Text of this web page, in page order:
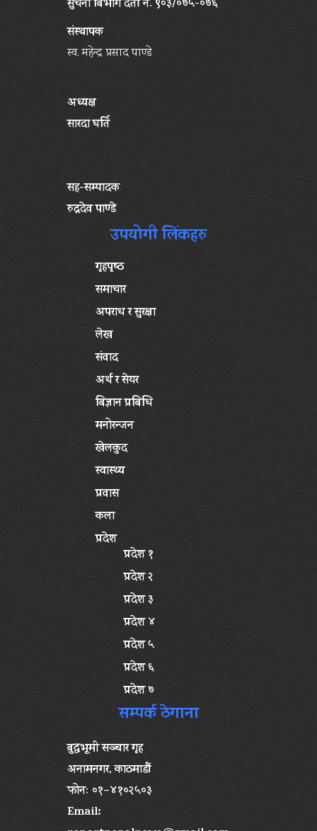
सुचना बिभाग दर्ता नं. ९०३/०७५-०७६
संस्थापक
स्व. महेन्द्र प्रसाद पाण्डे
अध्यक्ष
सारदा घर्ति
सह-सम्पादक
रुद्रदेव पाण्डे
उपयोगी लिंकहरु
गृहपृष्‍ठ
समाचार
अपराध र सुरक्षा
लेख
संवाद
अर्थ र सेयर
बिज्ञान प्रबिधि
मनोरन्जन
खेलकुद
स्वास्थ्य
प्रवास
कला
प्रदेश
प्रदेश १
प्रदेश २
प्रदेश ३
प्रदेश ४
प्रदेश ५
प्रदेश ६
प्रदेश ७
सम्पर्क ठेगाना
बुद्धभूमी सञ्चार गृह
अनामनगर, काठमाडौं
फोनः ०१–४१०२५०३
Email: